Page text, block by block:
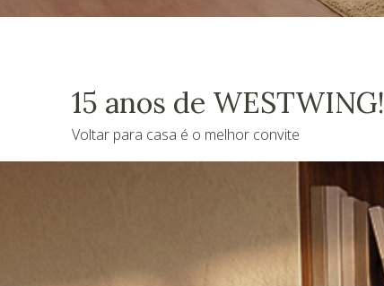
15 anos de WESTWING!
Voltar para casa é o melhor convite